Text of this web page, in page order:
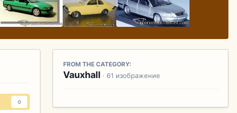
0
FROM THE CATEGORY:
Vauxhall · 61 изображение